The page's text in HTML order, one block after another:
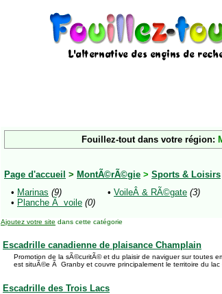
Fouillez-tout dans votre région:
Page d'accueil > MontÃ©rÃ©gie > Sports & Loisirs
• Marinas (9)
• Planche Ã voile (0)
• VoileÂ & RÃ©gate (3)
Ajoutez votre site dans cette catégorie
Escadrille canadienne de plaisance Champlain
Promotion de la sÃ©curitÃ© et du plaisir de naviguer sur toutes
est situÃ©e Ã Granby et couvre principalement le territoire du lac
Escadrille des Trois Lacs